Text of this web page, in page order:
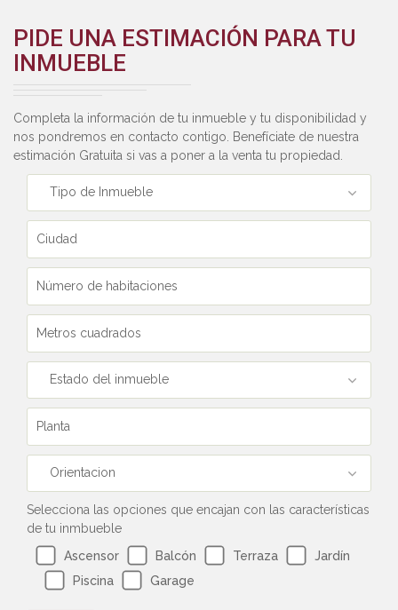
PIDE UNA ESTIMACIÓN PARA TU
INMUEBLE
Completa la información de tu inmueble y tu disponibilidad y
nos pondremos en contacto contigo. Benefíciate de nuestra
estimación Gratuita si vas a poner a la venta tu propiedad.
Tipo de Inmueble
Estado del inmueble
Orientacion
Selecciona las opciones que encajan con las características
de tu inmbueble
Ascensor
Balcón Terraza
Jardín
Piscina
Garage